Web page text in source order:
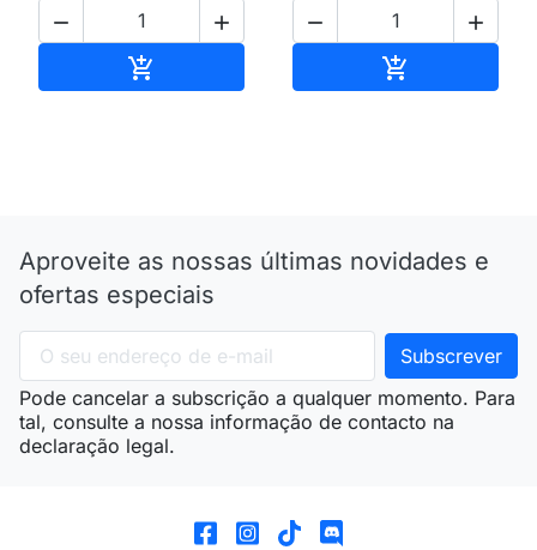
 

 

Aproveite as nossas últimas novidades e
ofertas especiais
Pode cancelar a subscrição a qualquer momento. Para
tal, consulte a nossa informação de contacto na
declaração legal.